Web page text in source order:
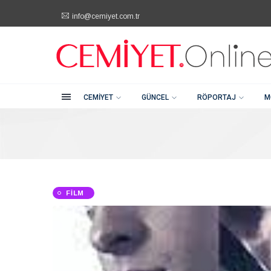
Kategoriler
Cemiyet
Güzellik
info@cemiyet.com.tr
Şehitkamil / Gaziantep
+90 (342) 232 80 81
CEMIYET GÜNCEL RÖPORTAJ
FILM